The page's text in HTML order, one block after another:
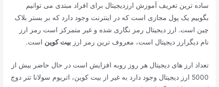
ساده ترین تعریف آموزش ارزدیجیتال برای افراد مبتدی می توانیم
بگوییم یک پول مجازی است که در اینترنت وجود دارد که بر بستر بلاک
چین است. ارز دیجیتال رمز نگاری شده و غیر متمرکز است رمز ارز
نام دیگرارز دیجیتال است، معروف ترین رمز ارزبیت کوین است.
تعداد ارز های دیجیتال هر روز روبه افزایش است در حال حاضر بیش از
5000 ارز دیجیتال وجود دارد به غیر از بیت کوین، اتریوم سولانا تتر دوج